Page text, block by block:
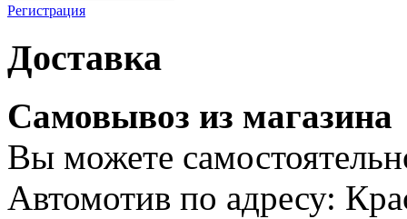
Регистрация
Доставка
Самовывоз из магазина
Вы можете
Автомотив по адресу: